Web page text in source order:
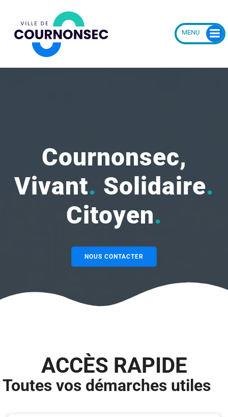
contenu
Cournonsec,
Vivant. Solidaire.
Citoyen.
NOUS CONTACTER
ACCÈS RAPIDE
Toutes vos démarches utiles